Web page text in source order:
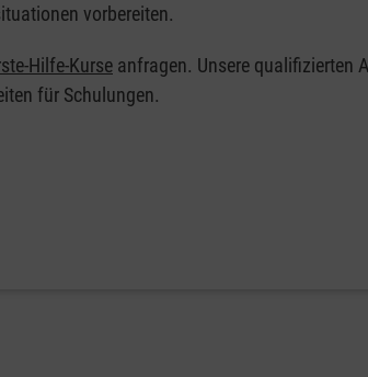
vorbereiten.
Hilfe-Kurse anfragen. Unsere qualifizierten
für Schulungen.